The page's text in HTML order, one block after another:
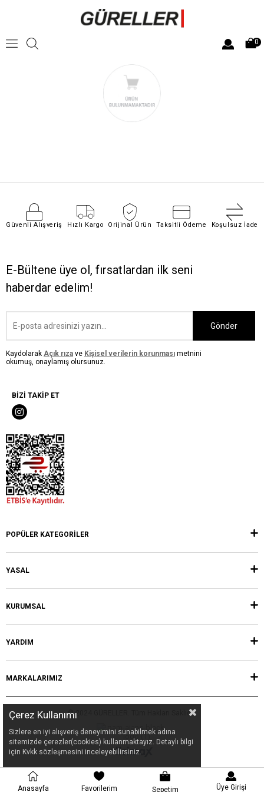
0
Güvenli Alışveriş Hızlı Kargo Orijinal Ürün Taksitli Ödeme Koşulsuz İade
E-Bültene üye ol, fırsatlardan ilk seni
haberdar edelim!
Gönder
Kaydolarak Açık rıza ve Kişisel verilerin korunması metnini
okumuş, onaylamış olursunuz.
BİZİ TAKİP ET
POPÜLER KATEGORİLER
YASAL
KURUMSAL
YARDIM
MARKALARIMIZ
© 2024 GÜRELLER. Tüm Hakları Saklıdır.
Çerez Kullanımı
Sizlere en iyi alışveriş deneyimini sunabilmek adına
sitemizde çerezler(cookies) kullanmaktayız. Detaylı bilgi
için Kvkk sözleşmesini inceleyebilirsiniz.
Anasayfa Favorilerim Sepetim Üye Girişi